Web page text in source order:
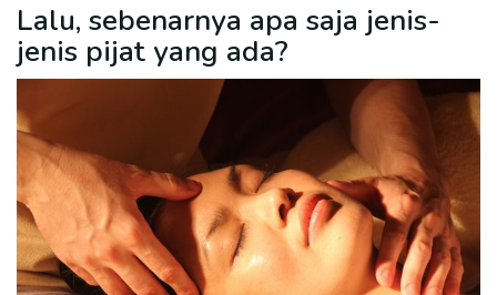
Lalu, sebenarnya apa saja jenis-
jenis pijat yang ada?